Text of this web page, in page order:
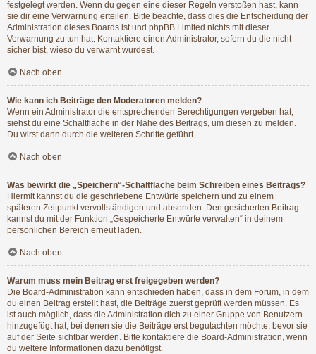
festgelegt werden. Wenn du gegen eine dieser Regeln verstoßen hast, kann
sie dir eine Verwarnung erteilen. Bitte beachte, dass dies die Entscheidung der
Administration dieses Boards ist und phpBB Limited nichts mit dieser
Verwarnung zu tun hat. Kontaktiere einen Administrator, sofern du die nicht
sicher bist, wieso du verwarnt wurdest.
Nach oben
Wie kann ich Beiträge den Moderatoren melden?
Wenn ein Administrator die entsprechenden Berechtigungen vergeben hat,
siehst du eine Schaltfläche in der Nähe des Beitrags, um diesen zu melden.
Du wirst dann durch die weiteren Schritte geführt.
Nach oben
Was bewirkt die „Speichern“-Schaltfläche beim Schreiben eines Beitrags?
Hiermit kannst du die geschriebene Entwürfe speichern und zu einem
späteren Zeitpunkt vervollständigen und absenden. Den gesicherten Beitrag
kannst du mit der Funktion „Gespeicherte Entwürfe verwalten“ in deinem
persönlichen Bereich erneut laden.
Nach oben
Warum muss mein Beitrag erst freigegeben werden?
Die Board-Administration kann entschieden haben, dass in dem Forum, in dem
du einen Beitrag erstellt hast, die Beiträge zuerst geprüft werden müssen. Es
ist auch möglich, dass die Administration dich zu einer Gruppe von Benutzern
hinzugefügt hat, bei denen sie die Beiträge erst begutachten möchte, bevor sie
auf der Seite sichtbar werden. Bitte kontaktiere die Board-Administration, wenn
du weitere Informationen dazu benötigst.